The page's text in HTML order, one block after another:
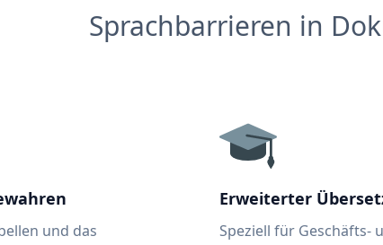
Sprachbarrieren in
und das
Erweiterter
Speziell für Geschäfts-